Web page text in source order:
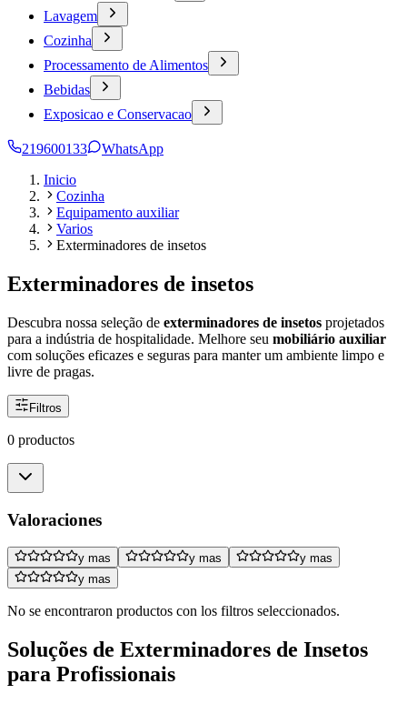
Lavagem
Cozinha
Processamento de Alimentos
Bebidas
Exposicao e Conservacao
219600133
WhatsApp
Inicio
Cozinha
Equipamento auxiliar
Varios
Exterminadores de insetos
Exterminadores de insetos
Descubra nossa seleção de exterminadores de insetos projetados
para a indústria de hospitalidade. Melhore seu mobiliário auxiliar
com soluções eficazes e seguras para manter um ambiente limpo e
livre de pragas.
Filtros
0 productos
Valoraciones
y mas y mas
y mas
y mas
No se encontraron productos con los filtros seleccionados.
Soluções de Exterminadores de Insetos
para Profissionais